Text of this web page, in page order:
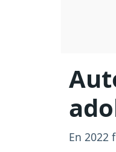
En 2022